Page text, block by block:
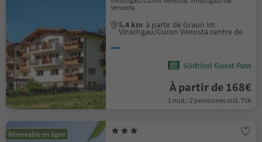
Venosta
5.4 km à partir de Graun im
Vinschgau/Curon Venosta centre de
Südtirol Guest Pass
À partir de 168€
1 nuit / 2 personnes incl. TVA
Réservable en ligne